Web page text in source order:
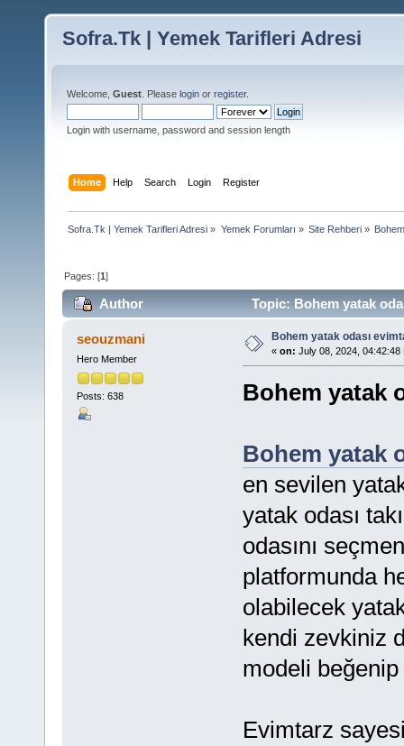
Sofra.Tk | Yemek Tarifleri Adresi
Welcome, Guest . Please login or register.
Login with username, password and session length
Home Help Search Login Register
Sofra.Tk | Yemek Tarifleri Adresi » Yemek Forumları » Site Rehberi»
Pages: [1]
Author Topic: Bohem yatak
seouzmani
Hero Member
Posts: 638
Bohem yatak odası
« on: July 08, 2024, 04:42:48
Bohem yatak
Bohem yatak
en sevilen
yatak odası
odasını
platformunda
olabilecek
kendi zevkiniz
modeli
Evimtarz